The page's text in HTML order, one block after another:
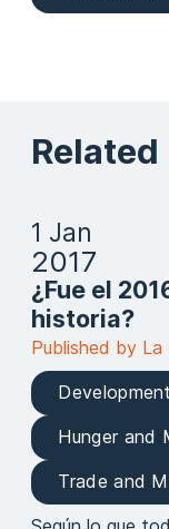
1 Jan
2017
¿Fue el
historia?
Published by La
Development
Hunger and
Trade and